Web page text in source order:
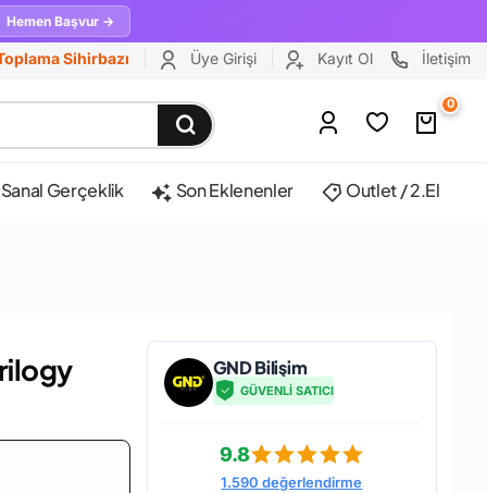
Hemen Başvur →
Sihirbazı Üye Girişi Kayıt Ol İletişim
0
Sanal Gerçeklik Son Eklenenler Outlet / 2.El
GND Bilişim
GÜVENLİ SATICI
9.8
1.590 değerlendirme